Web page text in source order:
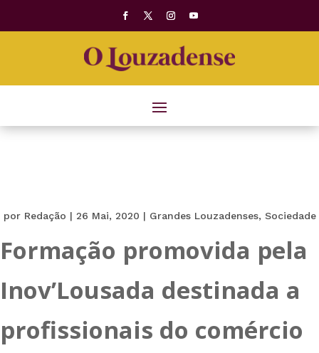
por Redação | 26 Mai, 2020 | Grandes Louzadenses, Sociedade
Formação promovida pela
Inov’Lousada destinada a
profissionais do comércio